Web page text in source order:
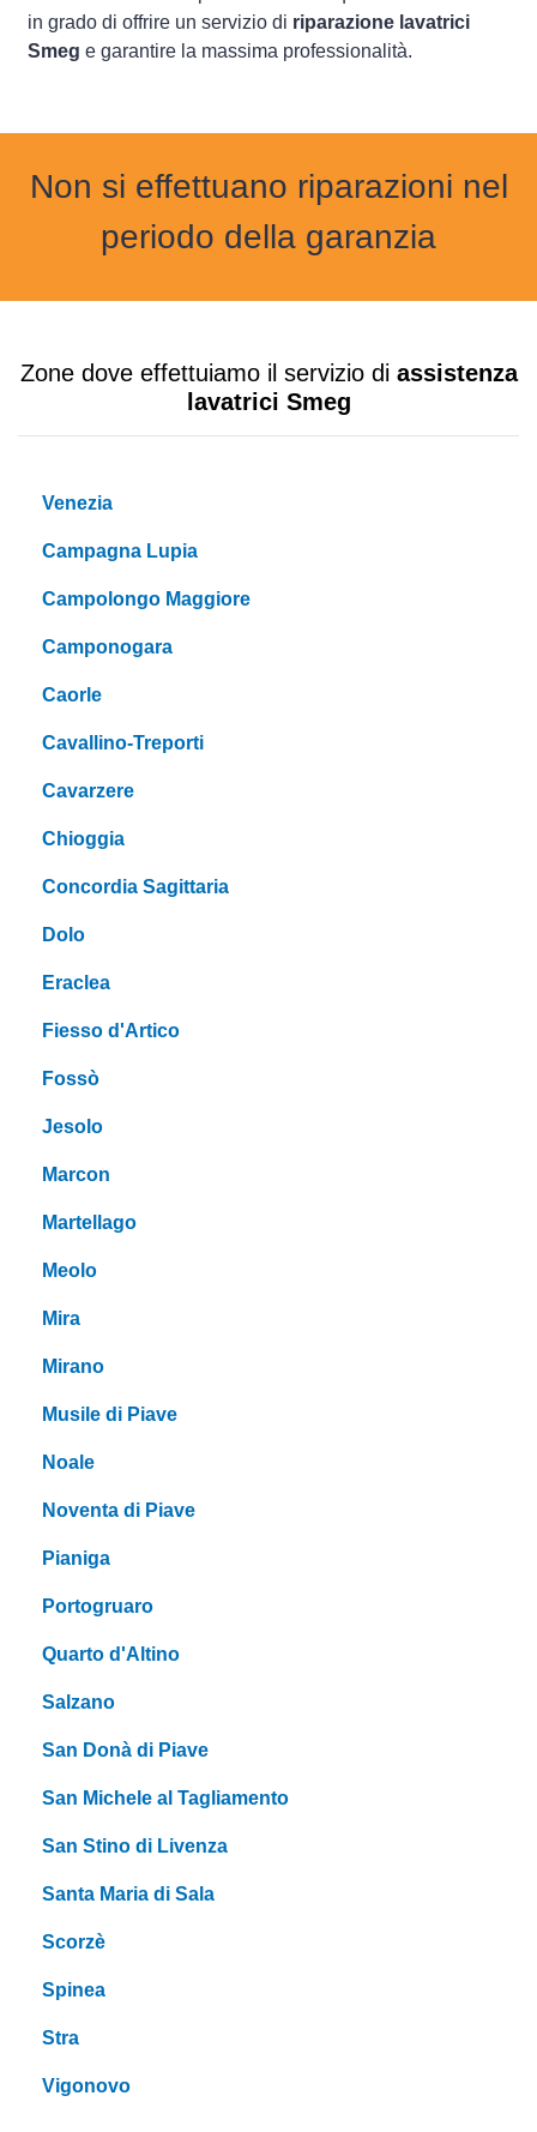
in grado di offrire un servizio di riparazione lavatrici
Smeg e garantire la massima professionalità.
Non si effettuano riparazioni nel
periodo della garanzia
Zone dove effettuiamo il servizio di assistenza
lavatrici Smeg
Venezia
Campagna Lupia
Campolongo Maggiore
Camponogara
Caorle
Cavallino-Treporti
Cavarzere
Chioggia
Concordia Sagittaria
Dolo
Eraclea
Fiesso d'Artico
Fossò
Jesolo
Marcon
Martellago
Meolo
Mira
Mirano
Musile di Piave
Noale
Noventa di Piave
Pianiga
Portogruaro
Quarto d'Altino
Salzano
San Donà di Piave
San Michele al Tagliamento
San Stino di Livenza
Santa Maria di Sala
Scorzè
Spinea
Stra
Vigonovo